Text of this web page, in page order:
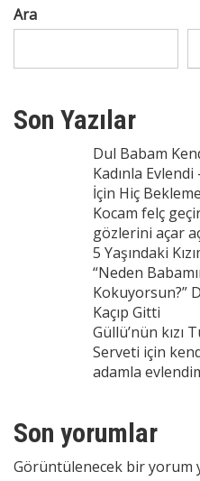
Ara
Son Yazılar
Dul Babam
Kadınla
İçin Hiç
Kocam felç
gözlerini açar
5 Yaşındaki
“Neden
Kokuyorsun?”
Kaçıp Gitti
Güllü’nün kızı
Serveti için
adamla
Son yorumlar
Görüntülenecek bir yorum